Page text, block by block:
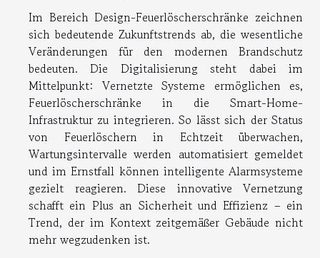
Im Bereich Design-Feuerlöscherschränke zeichnen
sich bedeutende Zukunftstrends ab, die wesentliche
Veränderungen für den modernen Brandschutz
bedeuten. Die Digitalisierung steht dabei im
Mittelpunkt: Vernetzte Systeme ermöglichen es,
Feuerlöscherschränke in die Smart-Home-
Infrastruktur zu integrieren. So lässt sich der Status
von Feuerlöschern in Echtzeit überwachen,
Wartungsintervalle werden automatisiert gemeldet
und im Ernstfall können intelligente Alarmsysteme
gezielt reagieren. Diese innovative Vernetzung
schafft ein Plus an Sicherheit und Effizienz – ein
Trend, der im Kontext zeitgemäßer Gebäude nicht
mehr wegzudenken ist.